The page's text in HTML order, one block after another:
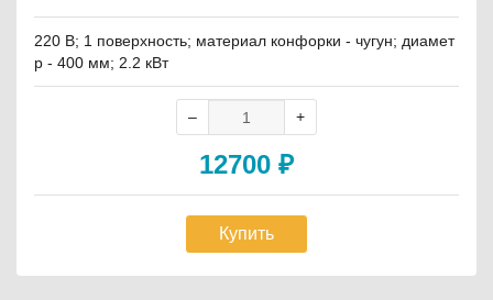
220 В; 1 поверхность; материал конфорки - чугун; диамет
р - 400 мм; 2.2 кВт
12700 ₽
Купить